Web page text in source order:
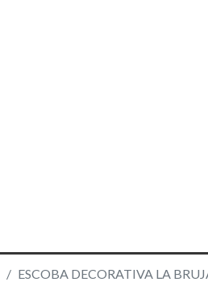
ESCOBA DECORATIVA LA